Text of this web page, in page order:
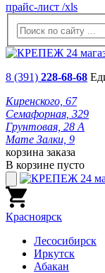
прайс-лист /xls
8 (391) 228-68-68
Киренского, 67
Семафорная, 329
Грунтовая, 28 А
Мате Залки, 9
корзина заказа
В корзине пусто
Красноярск
Лесосибирск
Иркутск
Абакан